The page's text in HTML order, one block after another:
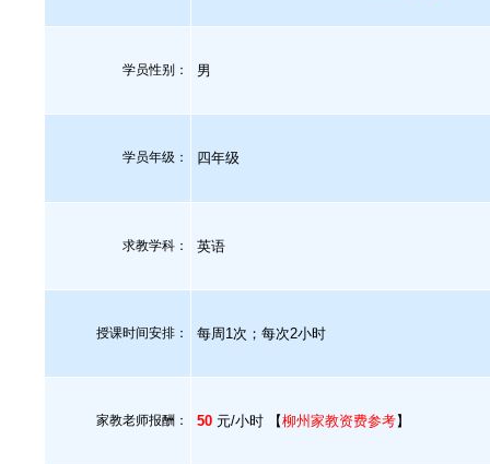
学员性别： 男
学员年级： 四年级
求教学科： 英语
授课时间安排： 每周1次；每次2小时
家教老师报酬： 50 元/小时 【柳州家教资费参考】